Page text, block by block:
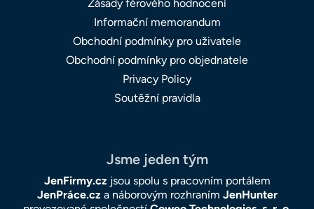
Zásady férového hodnocení
Informační memorandum
Obchodní podmínky pro uživatele
Obchodní podmínky pro objednatele
Privacy Policy
Soutěžní pravidla
Jsme jeden tým
JenFirmy.czjsou spolu s pracovním portálem
JenPráce.cza náborovým rozhraním JenHunter